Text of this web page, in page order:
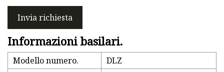
Invia richiesta
Informazioni basilari.
Modello numero.
DLZ